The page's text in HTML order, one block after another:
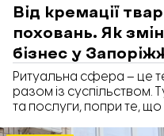
Від кремації
поховань. Як
бізнес у
Ритуальна сфера – це
разом із суспільством.
та послуги, попри те,